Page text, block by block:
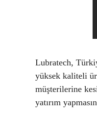
Lubratech,
yüksek kaliteli
müşterilerine
yatırım